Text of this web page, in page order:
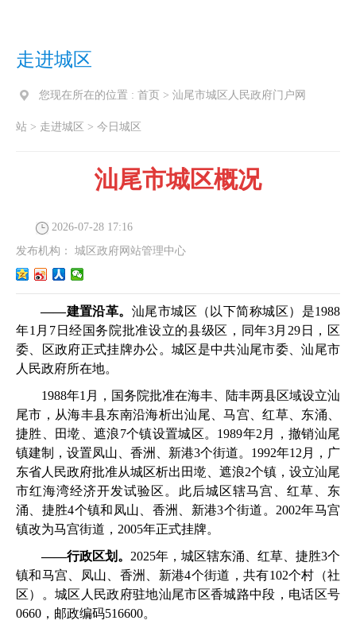
走进城区
您现在所在的位置 : 首页 > 汕尾市城区人民政府门户网
站 > 走进城区 > 今日城区
汕尾市城区概况
2026-07-28 17:16
发布机构： 城区政府网站管理中心
——建置沿革。 汕尾市城区（以下简称城区）是1988
年1月7日经国务院批准设立的县级区，同年3月29日，区
委、区政府正式挂牌办公。城区是中共汕尾市委、汕尾市
人民政府所在地。
1988年1月，国务院批准在海丰、陆丰两县区域设立汕
尾市，从海丰县东南沿海析出汕尾、马宫、红草、东涌、
捷胜、田墘、遮浪7个镇设置城区。1989年2月，撤销汕尾
镇建制，设置凤山、香洲、新港3个街道。1992年12月，广
东省人民政府批准从城区析出田墘、遮浪2个镇，设立汕尾
市红海湾经济开发试验区。此后城区辖马宫、红草、东
涌、捷胜4个镇和凤山、香洲、新港3个街道。2002年马宫
镇改为马宫街道，2005年正式挂牌。
——行政区划。 2025年，城区辖东涌、红草、捷胜3个
镇和马宫、凤山、香洲、新港4个街道，共有102个村（社
区）。城区人民政府驻地汕尾市区香城路中段，电话区号
0660，邮政编码516600。